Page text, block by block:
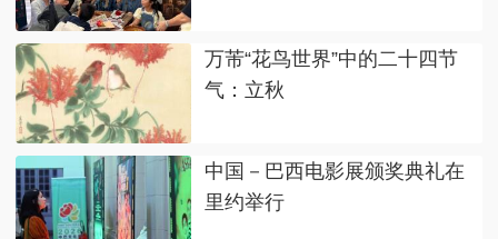
万芾“花鸟世界”中的二十四节
气：立秋
中国－巴西电影展颁奖典礼在
里约举行